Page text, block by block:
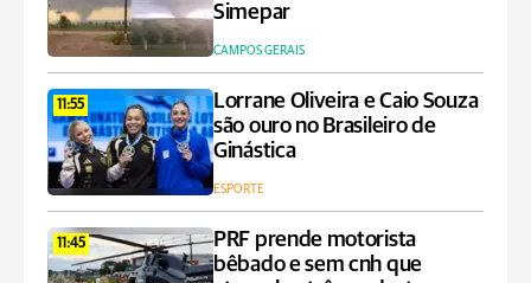
Simepar
CAMPOS GERAIS
11:55
Lorrane Oliveira e Caio Souza
são ouro no Brasileiro de
Ginástica
ESPORTE
11:45
PRF prende motorista
bêbado e sem cnh que